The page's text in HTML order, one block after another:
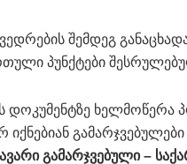
შემდეგ
პუნქტები
დოკუმენტზე ხელმოწერა
იქნებიან
გამარჯვებული –